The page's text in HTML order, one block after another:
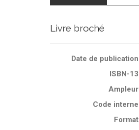
Livre broché
Date de publication
ISBN-13
Ampleur
Code interne
Format